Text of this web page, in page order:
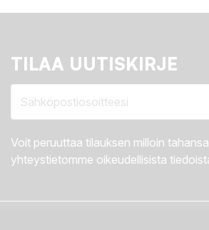
TILAA UUTISKIRJE
Voit peruuttaa tilauksen milloin
yhteystietomme oikeudellisista